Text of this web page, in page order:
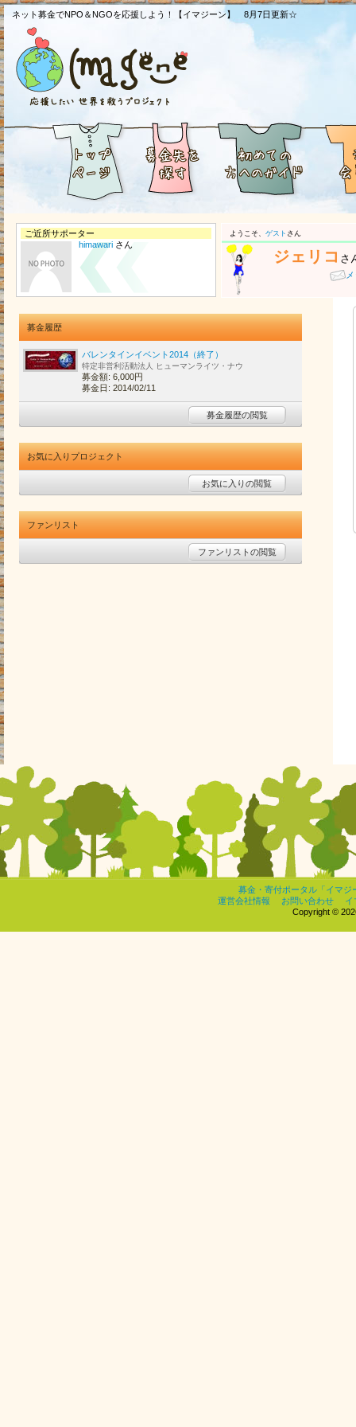
ネット募金でNPO＆NGOを応援しよう！【イマジーン】 8月7日更新☆
ご近所サポーター
himawari さん
ようこそ、 ゲスト さん
ジェリコ さ
募金履歴
バレンタインイベント2014（終了）
特定非営利活動法人 ヒューマンライツ・ナウ
募金額: 6,000円
募金日: 2014/02/11
募金履歴の閲覧
お気に入りプロジェクト
お気に入りの閲覧
ファンリスト
ファンリストの閲覧
募金・寄付ポータル「イマジ
運営会社情報
お問い合わせ
イ
Copyright ©